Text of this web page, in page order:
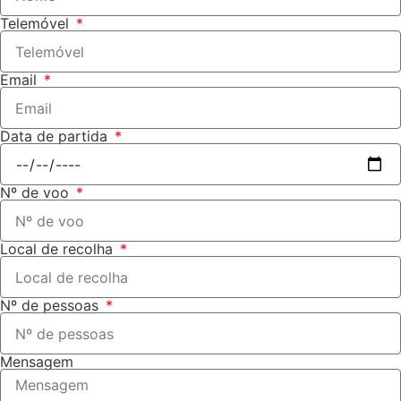
Telemóvel
Email
Data de partida
Nº de voo
Local de recolha
Nº de pessoas
Mensagem